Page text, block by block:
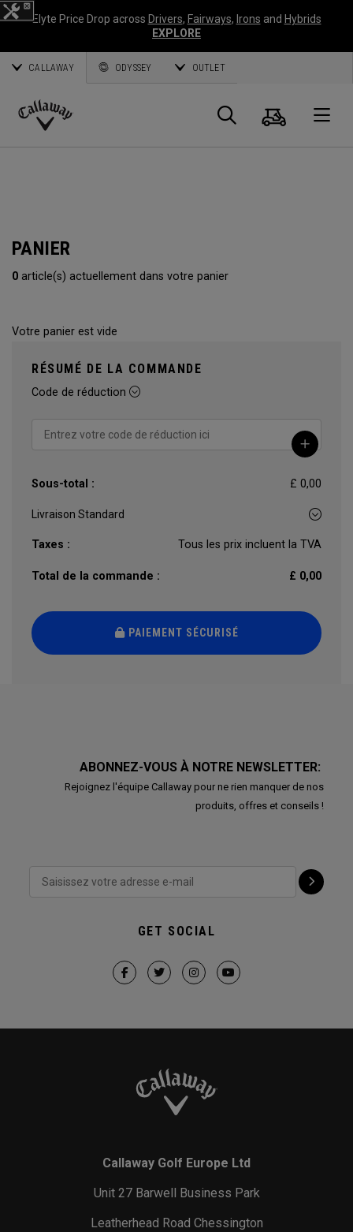
Elyte Price Drop across Drivers, Fairways, Irons and Hybrids
EXPLORE
CALLAWAY ODYSSEY OUTLET
Callaway
Panier
PANIER
0 article(s) actuellement dans votre panier
Votre panier est vide
RÉSUMÉ DE LA COMMANDE
Code de réduction
Sous-total : £ 0,00
Taxes : Tous les prix incluent la TVA
Total de la commande : £ 0,00
PAIEMENT SÉCURISÉ
ABONNEZ-VOUS À NOTRE NEWSLETTER:
Rejoignez l'équipe Callaway pour ne rien manquer de nos
produits, offres et conseils !
GET SOCIAL
Callaway Golf Europe Ltd
Unit 27 Barwell Business Park
Leatherhead Road Chessington